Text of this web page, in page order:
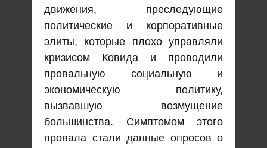
движения, преследующие
политические и корпоративные
элиты, которые плохо управляли
кризисом Ковида и проводили
провальную социальную и
экономическую политику,
вызвавшую возмущение
большинства. Симптомом этого
провала стали данные опросов о